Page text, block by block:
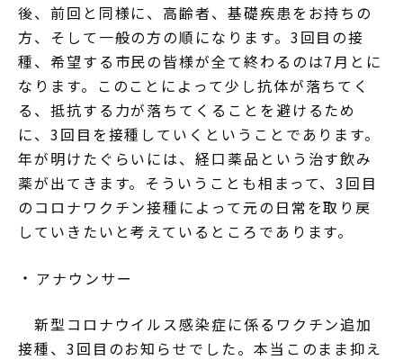
後、前回と同様に、高齢者、基礎疾患をお持ちの
方、そして一般の方の順になります。3回目の接
種、希望する市民の皆様が全て終わるのは7月とに
なります。このことによって少し抗体が落ちてく
る、抵抗する力が落ちてくることを避けるため
に、3回目を接種していくということであります。
年が明けたぐらいには、経口薬品という治す飲み
薬が出てきます。そういうことも相まって、3回目
のコロナワクチン接種によって元の日常を取り戻
していきたいと考えているところであります。
アナウンサー
新型コロナウイルス感染症に係るワクチン追加
接種、3回目のお知らせでした。本当このまま抑え